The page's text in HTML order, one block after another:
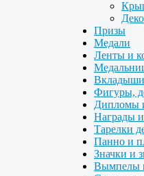
Призы
Медали
Ленты и
Фигуры,
Дипломы
Награды
Тарелки
Панно и
Значки и
Вымпелы